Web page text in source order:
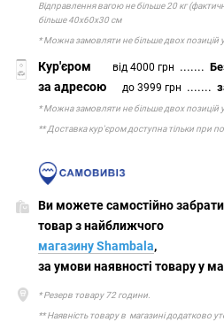
Відправлення вагою не більше 20 кг
більше 40х60х30 см
* Можна замовляти не більше двох позицій у
Кур'єром від 4000 грн .......
за адресою до 3999 грн .......
* Можна замовляти не більше двох позицій у
** Доставка кур'єром доступна тільки при
Ви можете самостійно
товар з
магазину Shambala,
за умови наявності товару у
* Резерв товару 72 години.
** Наявність товару в магазині додатково